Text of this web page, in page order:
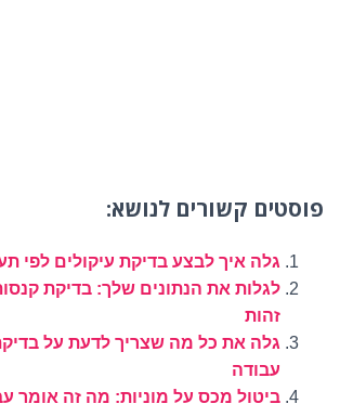
פוסטים קשורים לנושא:
גלה איך לבצע בדיקת עיקולים לפי
לגלות את הנתונים שלך: בדיקת
זהות
גלה את כל מה שצריך לדעת על
עבודה
ביטול מכס על מוניות: מה זה אומר